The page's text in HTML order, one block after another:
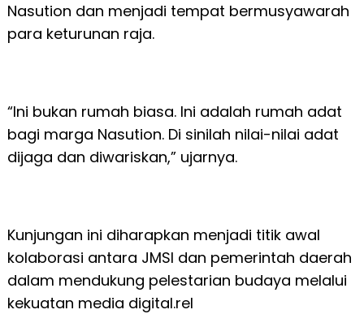
Nasution dan menjadi tempat bermusyawarah
para keturunan raja.
“Ini bukan rumah biasa. Ini adalah rumah adat
bagi marga Nasution. Di sinilah nilai-nilai adat
dijaga dan diwariskan,” ujarnya.
Kunjungan ini diharapkan menjadi titik awal
kolaborasi antara JMSI dan pemerintah daerah
dalam mendukung pelestarian budaya melalui
kekuatan media digital.rel